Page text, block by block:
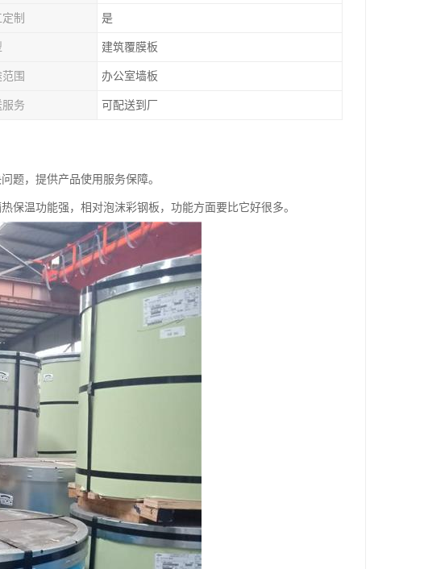
制 是
建筑覆膜板
围 办公室墙板
服务 可配送到厂
题，提供产品使用服务保障。
保温功能强，相对泡沫彩钢板，功能方面要比它好很多。